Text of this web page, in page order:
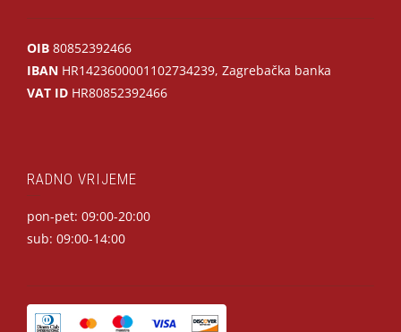
OIB 80852392466
IBAN HR1423600001102734239, Zagrebačka banka
VAT ID HR80852392466
RADNO VRIJEME
pon-pet: 09:00-20:00
sub: 09:00-14:00